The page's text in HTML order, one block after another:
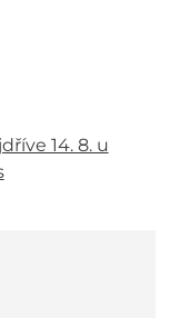
14. 8. u